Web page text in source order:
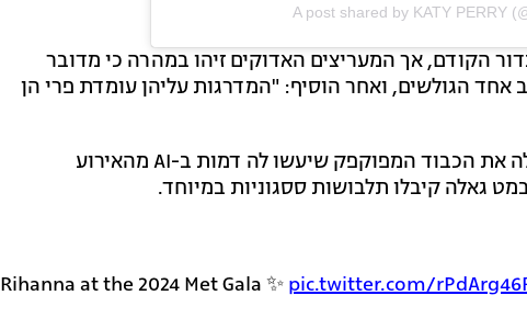
A post shared by KATY PERRY
הקודם, אך המעריצים האדוקים זיהו במהרה כי מדובר
אחד הגולשים, ואחר הוסיף: "המדרגות עליהן עומדת פרי הן
פרי אגב היא לא הסלבריטאית היחידה שקיבלה את הכבוד המפוקפק שיעשו לה דמות ב-AI מהאירוע
גאלה קיבלו תלבושות ססגוניות במיוחד.
Rihanna at the 2024 Met Gala ✨️ pic.twitter.com/